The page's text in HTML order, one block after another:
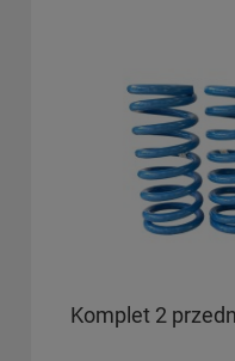
Komplet 2